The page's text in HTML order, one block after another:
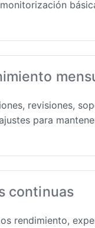
revisiones,
para
continuas
rendimiento,